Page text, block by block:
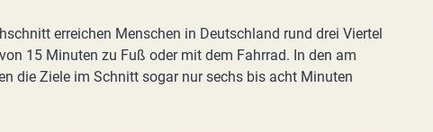
erreichen Menschen in Deutschland rund drei Viertel
15 Minuten zu Fuß oder mit dem Fahrrad. In den am
die Ziele im Schnitt sogar nur sechs bis acht Minuten